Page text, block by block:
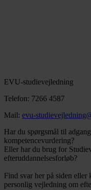
EVU-studievejledning
Telefon: 7266 4587
Mail: evu-
Har du spørgsmål til
kompetencevurdering?
Eller har du brug for
efteruddannelsesforløb?
Find svar her på siden
personlig vejledning om